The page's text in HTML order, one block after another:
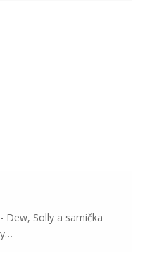
Dew, Solly a samička